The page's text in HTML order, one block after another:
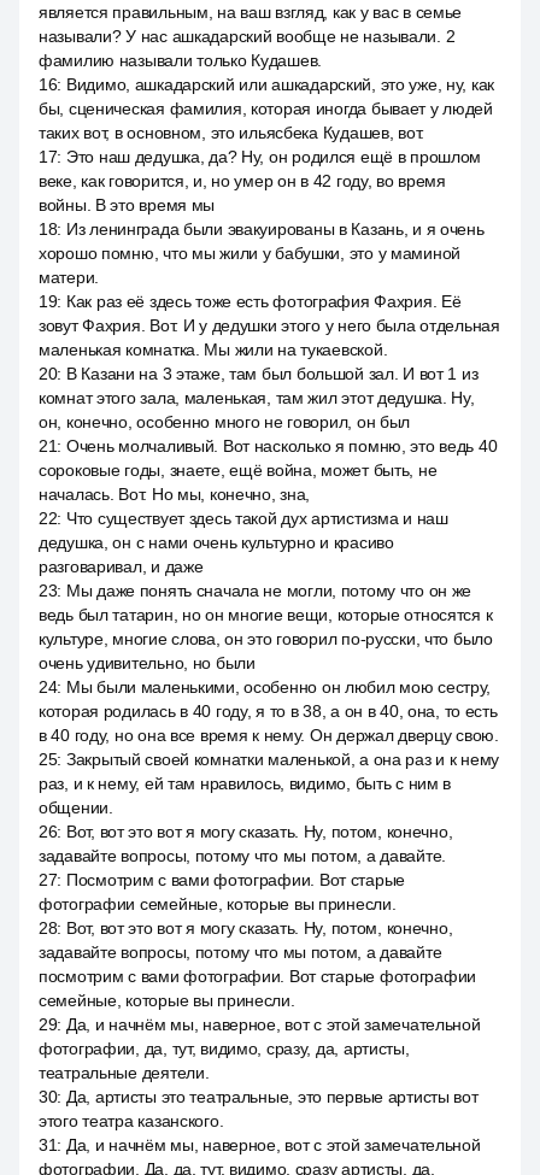
является правильным, на ваш взгляд, как у вас в семье
называли? У нас ашкадарский вообще не называли. 2
фамилию называли только Кудашев.
16: Видимо, ашкадарский или ашкадарский, это уже, ну, как
бы, сценическая фамилия, которая иногда бывает у людей
таких вот, в основном, это ильясбека Кудашев, вот.
17: Это наш дедушка, да? Ну, он родился ещё в прошлом
веке, как говорится, и, но умер он в 42 году, во время
войны. В это время мы
18: Из ленинграда были эвакуированы в Казань, и я очень
хорошо помню, что мы жили у бабушки, это у маминой
матери.
19: Как раз её здесь тоже есть фотография Фахрия. Её
зовут Фахрия. Вот. И у дедушки этого у него была отдельная
маленькая комнатка. Мы жили на тукаевской.
20: В Казани на 3 этаже, там был большой зал. И вот 1 из
комнат этого зала, маленькая, там жил этот дедушка. Ну,
он, конечно, особенно много не говорил, он был
21: Очень молчаливый. Вот насколько я помню, это ведь 40
сороковые годы, знаете, ещё война, может быть, не
началась. Вот. Но мы, конечно, зна,
22: Что существует здесь такой дух артистизма и наш
дедушка, он с нами очень культурно и красиво
разговаривал, и даже
23: Мы даже понять сначала не могли, потому что он же
ведь был татарин, но он многие вещи, которые относятся к
культуре, многие слова, он это говорил по-русски, что было
очень удивительно, но были
24: Мы были маленькими, особенно он любил мою сестру,
которая родилась в 40 году, я то в 38, а он в 40, она, то есть
в 40 году, но она все время к нему. Он держал дверцу свою.
25: Закрытый своей комнатки маленькой, а она раз и к нему
раз, и к нему, ей там нравилось, видимо, быть с ним в
общении.
26: Вот, вот это вот я могу сказать. Ну, потом, конечно,
задавайте вопросы, потому что мы потом, а давайте.
27: Посмотрим с вами фотографии. Вот старые
фотографии семейные, которые вы принесли.
28: Вот, вот это вот я могу сказать. Ну, потом, конечно,
задавайте вопросы, потому что мы потом, а давайте
посмотрим с вами фотографии. Вот старые фотографии
семейные, которые вы принесли.
29: Да, и начнём мы, наверное, вот с этой замечательной
фотографии, да, тут, видимо, сразу, да, артисты,
театральные деятели.
30: Да, артисты это театральные, это первые артисты вот
этого театра казанского.
31: Да, и начнём мы, наверное, вот с этой замечательной
фотографии. Да, да, тут, видимо, сразу артисты, да,